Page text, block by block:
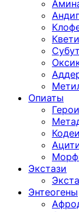
Опиаты
Экстази
Энтеогены